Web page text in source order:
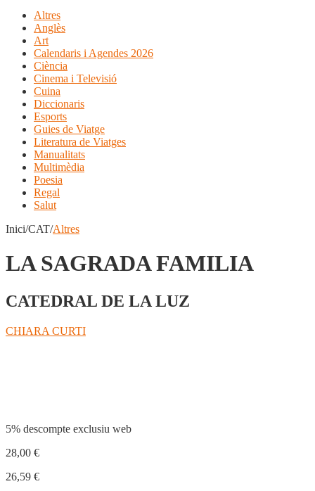
Altres
Anglès
Art
Calendaris i Agendes 2026
Ciència
Cinema i Televisió
Cuina
Diccionaris
Esports
Guies de Viatge
Literatura de Viatges
Manualitats
Multimèdia
Poesia
Regal
Salut
Inici/CAT/Altres
LA SAGRADA FAMILIA
CATEDRAL DE LA LUZ
CHIARA CURTI
5% descompte exclusiu web
28,00 €
26,59 €